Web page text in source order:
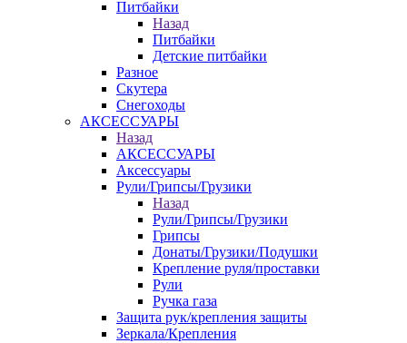
Питбайки
Назад
Питбайки
Детские питбайки
Разное
Скутера
Снегоходы
АКСЕССУАРЫ
Назад
АКСЕССУАРЫ
Аксессуары
Рули/Грипсы/Грузики
Назад
Рули/Грипсы/Грузики
Грипсы
Донаты/Грузики/Подушки
Крепление руля/проставки
Рули
Ручка газа
Защита рук/крепления защиты
Зеркала/Крепления